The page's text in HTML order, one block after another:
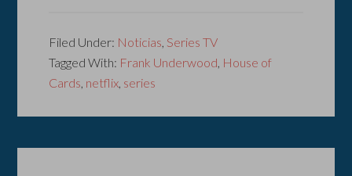
Filed Under: Noticias Series TV
Tagged With: Frank Underwood House of
Cards netflix series